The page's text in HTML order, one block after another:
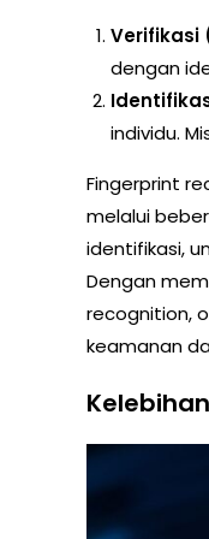
Verifikasi
dengan
individu.
Fingerprint
melalui
identifikasi,
Dengan
recognition,
keamanan